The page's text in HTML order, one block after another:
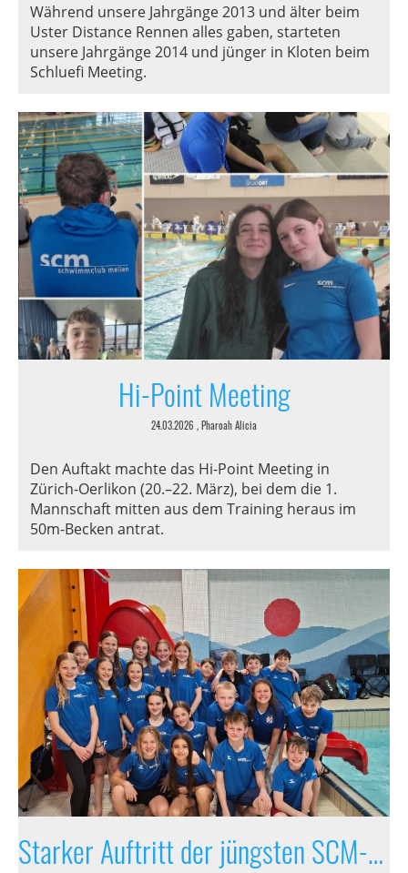
Während unsere Jahrgänge 2013 und älter beim
Uster Distance Rennen alles gaben, starteten
unsere Jahrgänge 2014 und jünger in Kloten beim
Schluefi Meeting.
Hi-Point Meeting
24.03.2026 , Pharoah Alicia
Den Auftakt machte das Hi-Point Meeting in
Zürich-Oerlikon (20.–22. März), bei dem die 1.
Mannschaft mitten aus dem Training heraus im
50m-Becken antrat.
Starker Auftritt der jüngsten SCM-Schwimmer